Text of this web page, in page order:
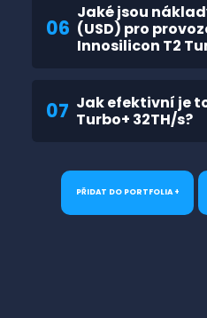
06
Jaké jsou
(USD) pro
Innosilicon T2
07 Jak efektivní je
Turbo+ 32TH/s?
PŘIDAT DO PORTFOLIA +